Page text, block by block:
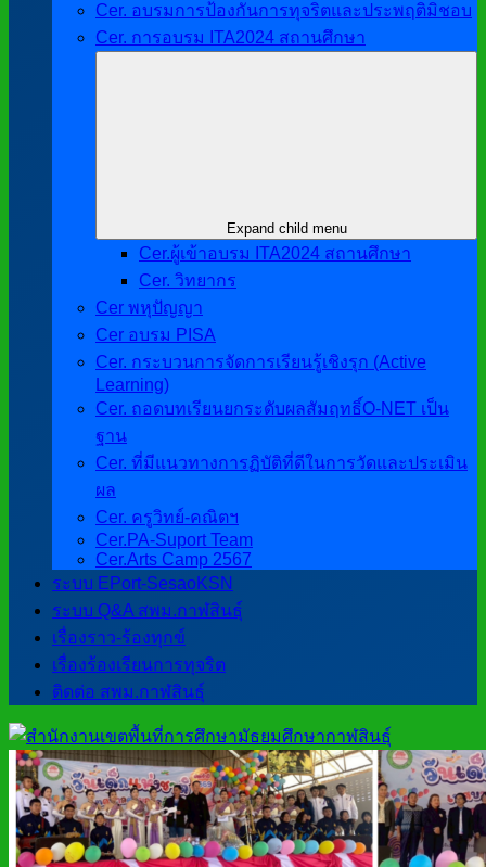
Cer. อบรมการป้องกันการทุจริตและประพฤติมิชอบ
Cer. การอบรม ITA2024 สถานศึกษา
Expand child menu
Cer.ผู้เข้าอบรม ITA2024 สถานศึกษา
Cer. วิทยากร
Cer พหุปัญญา
Cer อบรม PISA
Cer. กระบวนการจัดการเรียนรู้เชิงรุก (Active
Learning)
Cer. ถอดบทเรียนยกระดับผลสัมฤทธิ์O-NET เป็น
ฐาน
Cer. ที่มีแนวทางการฏิบัติที่ดีในการวัดและประเมิน
ผล
Cer. ครูวิทย์-คณิตฯ
Cer.PA-Suport Team
Cer.Arts Camp 2567
ระบบ EPort-SesaoKSN
ระบบ Q&A สพม.กาฬสินธุ์
เรื่องราว-ร้องทุกข์
เรื่องร้องเรียนการทุจริต
ติดต่อ สพม.กาฬสินธุ์